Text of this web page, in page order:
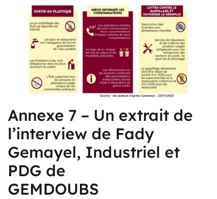
Annexe 7 – Un extrait de
l’interview de Fady
Gemayel, Industriel et
PDG de
GEMDOUBS